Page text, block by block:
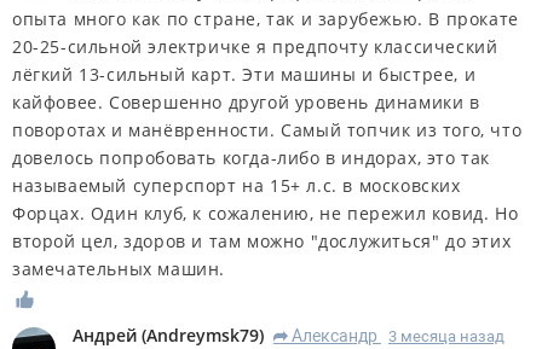
опыта много как по стране, так и зарубежью. В прокате
20-25-сильной электричке я предпочту классический
лёгкий 13-сильный карт. Эти машины и быстрее, и
кайфовее. Совершенно другой уровень динамики в
поворотах и манёвренности. Самый топчик из того, что
довелось попробовать когда-либо в индорах, это так
называемый суперспорт на 15+ л.с. в московских
Форцах. Один клуб, к сожалению, не пережил ковид. Но
второй цел, здоров и там можно "дослужиться" до этих
замечательных машин.
Андрей (Andreymsk79) R Александр 3 месяца назад